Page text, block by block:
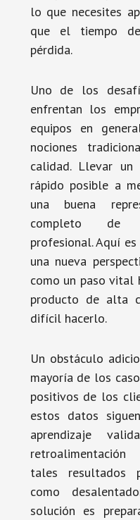
lo que necesites
que el tiempo
pérdida.
Uno de los
enfrentan los
equipos en
nociones
calidad. Llevar
rápido posible a
una buena
completo de
profesional. Aquí
una nueva
como un paso vital
producto de alta
difícil hacerlo.
Un obstáculo
mayoría de los
positivos de los
estos datos
aprendizaje
retroalimentación
tales resultados
como
solución es